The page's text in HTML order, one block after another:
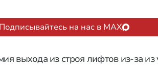
Подписывайтесь на нас в MAX
выхода из строя лифтов из-за из